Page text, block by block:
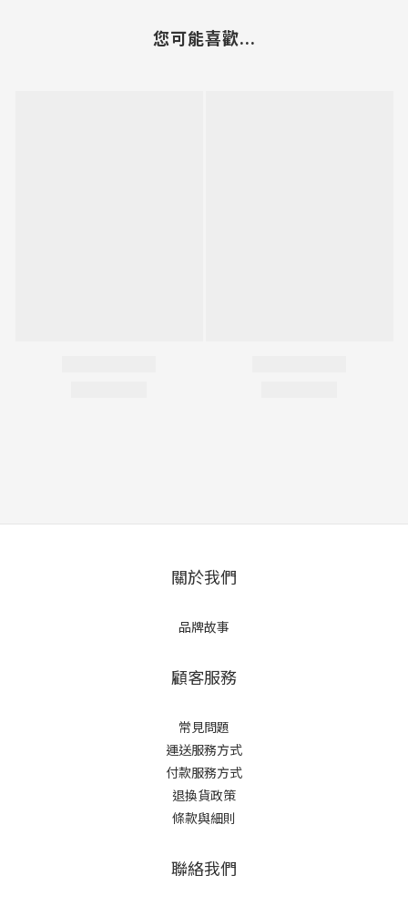
您可能喜歡...
關於我們
品牌故事
顧客服務
常見問題
運送服務方式
付款服務方式
退換貨政策
條款與細則
聯絡我們